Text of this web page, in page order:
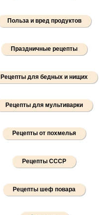
Польза и вред продуктов
Праздничные рецепты
Рецепты для бедных и нищих
Рецепты для мультиварки
Рецепты от похмелья
Рецепты СССР
Рецепты шеф повара